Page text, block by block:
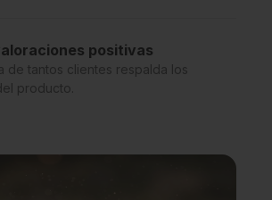
positivas
de tantos clientes respalda los
producto.